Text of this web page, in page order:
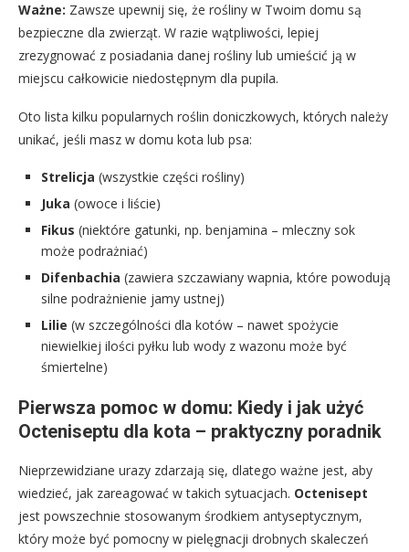
Ważne: Zawsze upewnij się, że rośliny w Twoim domu są
bezpieczne dla zwierząt. W razie wątpliwości, lepiej
zrezygnować z posiadania danej rośliny lub umieścić ją w
miejscu całkowicie niedostępnym dla pupila.
Oto lista kilku popularnych roślin doniczkowych, których należy
unikać, jeśli masz w domu kota lub psa:
Strelicja (wszystkie części rośliny)
Juka (owoce i liście)
Fikus (niektóre gatunki, np. benjamina – mleczny sok
może podrażniać)
Difenbachia (zawiera szczawiany wapnia, które powodują
silne podrażnienie jamy ustnej)
Lilie (w szczególności dla kotów – nawet spożycie
niewielkiej ilości pyłku lub wody z wazonu może być
śmiertelne)
Pierwsza pomoc w domu: Kiedy i jak użyć
Octeniseptu dla kota – praktyczny poradnik
Nieprzewidziane urazy zdarzają się, dlatego ważne jest, aby
wiedzieć, jak zareagować w takich sytuacjach. Octenisept
jest powszechnie stosowanym środkiem antyseptycznym,
który może być pomocny w pielęgnacji drobnych skaleczeń